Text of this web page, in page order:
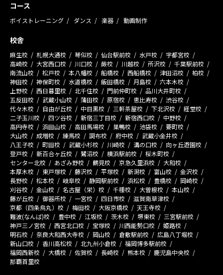
コース
ボイストレーニング ダンス 楽器 動画制作
校舎
麻生校 札幌大通校 琴似校 仙台駅前校 水戸校
宇都宮校
高崎校
大宮西口校 川口校 蕨校 川越校 所沢校
千葉駅前校
南流山校
松戸校 本八幡校 船橋校 西船橋校 津田沼校
柏校
神田校
神保町校 水道橋校 飯田橋校 月島校
六本木校
上野校
西日暮里校 北千住校 門前仲町校
品川大井町校
五反田校
武蔵小山校 蒲田校 原宿校 恵比寿校
渋谷校
代々木校
自由が丘校 中目黒校 三軒茶屋校 下北沢校
経堂校
二子玉川校
四ツ谷校 新宿三丁目校 新宿西口校
中野校
高円寺校
浜田山校 高田馬場校 巣鴨校 池袋校
要町校
大山校
成増校 練馬校 調布校 府中校
武蔵小金井校
八王子校
町田校 武蔵小杉校 川崎校 溝の口校
向ヶ丘遊園校
登戸校
新百合ヶ丘校 鷺沼校 横浜駅前校
桜木町校
センター北校
あざみ野校 鶴見校 京急久里浜校
大和校
本厚木校
東戸塚校 藤沢校 平塚校 新潟校 富山校
金沢校
長野校
松本校 岐阜校 静岡駅前校 浜松校 豊橋校
岡崎校
刈谷校
金山校 名古屋（栄）校 千種校 大曽根校
本山校
藤が丘校
御器所校 一宮校 四日市校
滋賀南草津校
京都（四条烏丸）校
梅田校 大阪京橋校
天王寺校
難波(なんば)校
豊中校 江坂校 茨木校 堺東校
三宮駅前校
神戸三ノ宮校
西宮北口校 宝塚校 川西能勢口校
姫路校
明石校
奈良大和西大寺校 岡山校 倉敷駅前校
広島八丁堀校
新山口校
香川高松校 北九州小倉校
福岡博多駅前校
福岡西新校
大橋校 佐賀校 長崎校 熊本校
鹿児島中央校
那覇首里校